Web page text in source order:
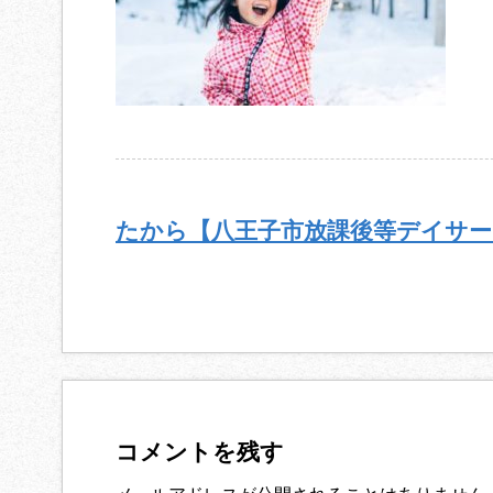
たから【八王子市放課後等デイサ
コメントを残す